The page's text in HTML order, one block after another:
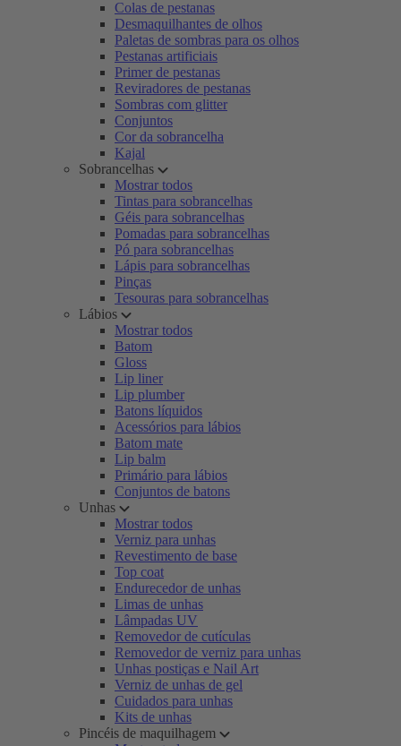
Colas de pestanas
Desmaquilhantes de olhos
Paletas de sombras para os olhos
Pestanas artificiais
Primer de pestanas
Reviradores de pestanas
Sombras com glitter
Conjuntos
Cor da sobrancelha
Kajal
Sobrancelhas
Mostrar todos
Tintas para sobrancelhas
Géis para sobrancelhas
Pomadas para sobrancelhas
Pó para sobrancelhas
Lápis para sobrancelhas
Pinças
Tesouras para sobrancelhas
Lábios
Mostrar todos
Batom
Gloss
Lip liner
Lip plumber
Batons líquidos
Acessórios para lábios
Batom mate
Lip balm
Primário para lábios
Conjuntos de batons
Unhas
Mostrar todos
Verniz para unhas
Revestimento de base
Top coat
Endurecedor de unhas
Limas de unhas
Lâmpadas UV
Removedor de cutículas
Removedor de verniz para unhas
Unhas postiças e Nail Art
Verniz de unhas de gel
Cuidados para unhas
Kits de unhas
Pincéis de maquilhagem